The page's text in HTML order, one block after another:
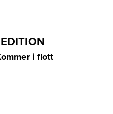
i flott